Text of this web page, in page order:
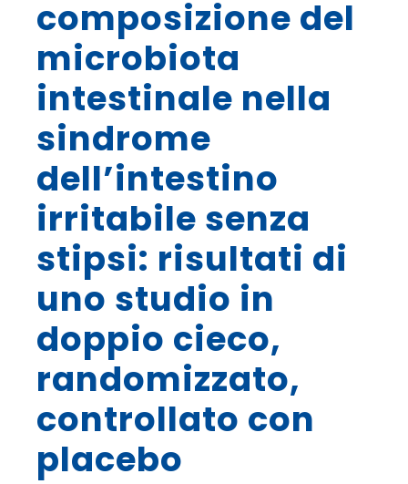
composizione del
microbiota
intestinale nella
sindrome
dell’intestino
irritabile senza
stipsi: risultati di
uno studio in
doppio cieco,
randomizzato,
controllato con
placebo